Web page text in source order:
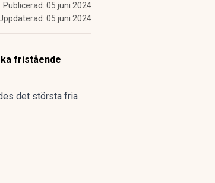
Publicerad: 05 juni 2024
05 juni 2024
fristående
det största fria